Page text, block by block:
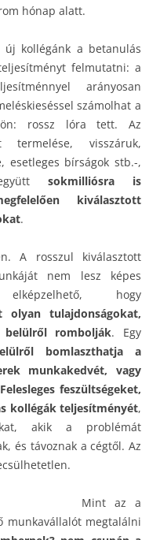
hónap alatt.
kollégánk a betanulás
felmutatni: a
arányosan
számolhat a
rossz lóra tett. Az
visszáruk,
esetleges bírságok stb.-,
sokmilliósra is
kiválasztott
.
A rosszul kiválasztott
nem lesz képes
hogy
olyan tulajdonságokat,
belülről rombolják. Egy
bomlaszthatja a
munkakedvét, vagy
feszültségeket,
kollégák teljesítményét,
akik a problémát
és távoznak a cégtől. Az
Mint az a
munkavállalót megtalálni